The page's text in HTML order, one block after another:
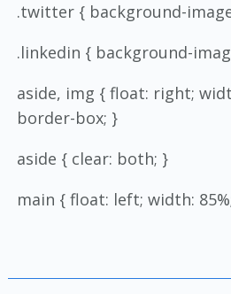
.twitter { background-
.linkedin { background-
aside, img { float: right;
border-box; }
aside { clear: both; }
main { float: left; width: